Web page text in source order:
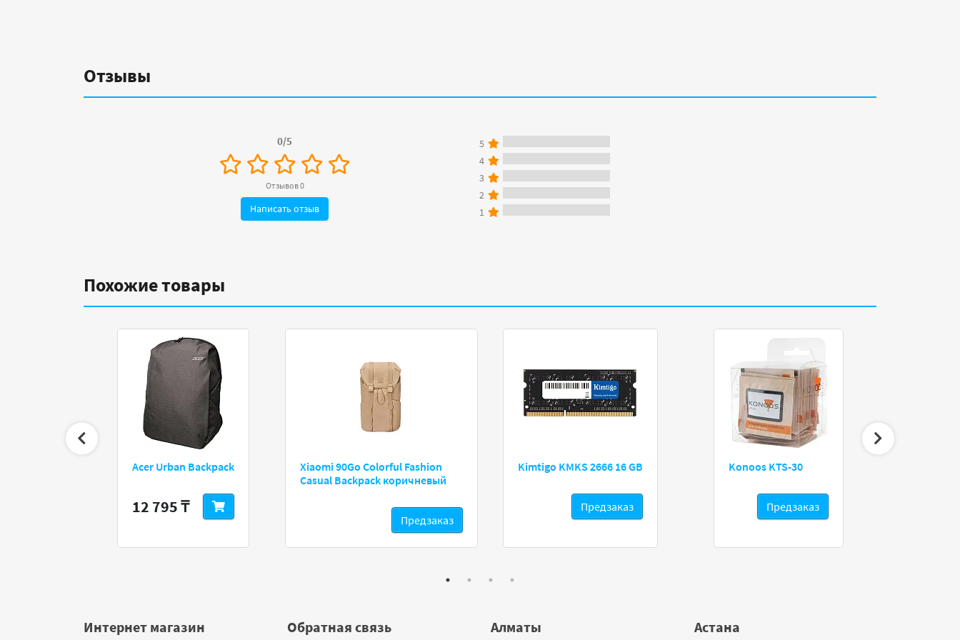
Отзывы
0/5
Отзывов 0
Написать отзыв
5
4
3
2
1
Похожие товары
Acer Urban Backpack
12 795 ₸
Xiaomi 90Go Сolorful Fashion
Casual Backpack коричневый
Предзаказ
Kimtigo KMKS 2666 16 GB
Предзаказ
Konoos KTS-30
Предзаказ
Интернет магазин Обратная связь Алматы Астана